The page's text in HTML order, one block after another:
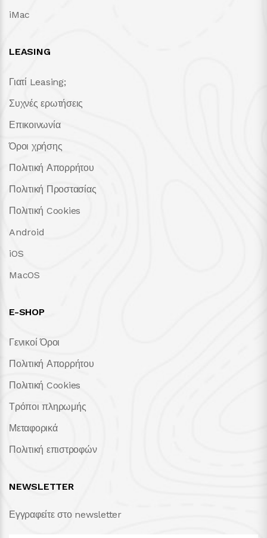
iMac
LEASING
Γιατί Leasing;
Συχνές ερωτήσεις
Επικοινωνία
Όροι χρήσης
Πολιτική Απορρήτου
Πολιτική Προστασίας
Πολιτική Cookies
Android
iOS
MacOS
E-SHOP
Γενικοί Όροι
Πολιτική Απορρήτου
Πολιτική Cookies
Τρόποι πληρωμής
Μεταφορικά
Πολιτική επιστροφών
NEWSLETTER
Εγγραφείτε στο newsletter